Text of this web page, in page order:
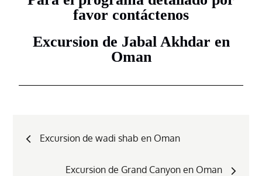
favor contáctenos
Excursion de Jabal Akhdar en
Oman
Excursion de wadi shab en Oman
Excursion de Grand Canyon en Oman